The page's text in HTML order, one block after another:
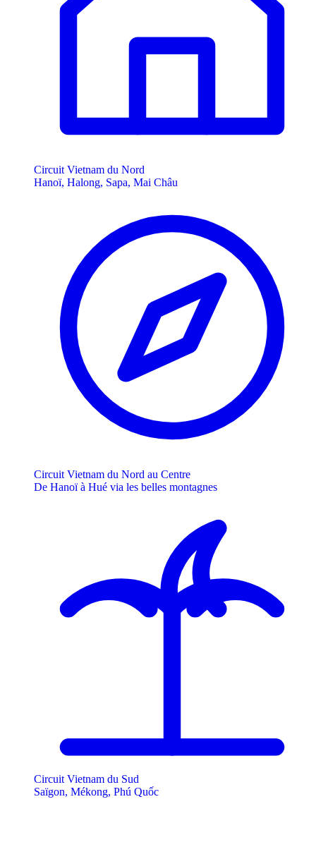
Circuit Vietnam du Nord
Hanoï, Halong, Sapa, Mai Châu
Circuit Vietnam du Nord au Centre
De Hanoï à Hué via les belles montagnes
Circuit Vietnam du Sud
Saïgon, Mékong, Phú Quốc